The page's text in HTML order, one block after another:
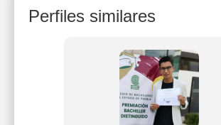
Perfiles similares